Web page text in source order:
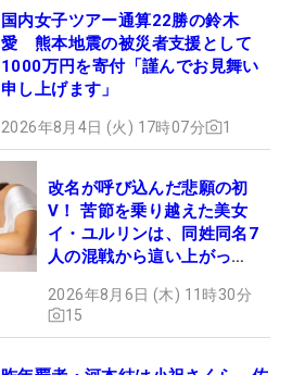
国内女子ツアー通算22勝の鈴木
愛 熊本地震の被災者支援として
1000万円を寄付「謹んでお見舞い
申し上げます」
2026年8月4日 (火) 17時07分 1
改名が呼び込んだ悲願の初
V！ 苦節を乗り越えた美女
イ・ユルリンは、同姓同名7
人の混戦から這い上がっ
2026年8月6日 (木) 11時30分
15